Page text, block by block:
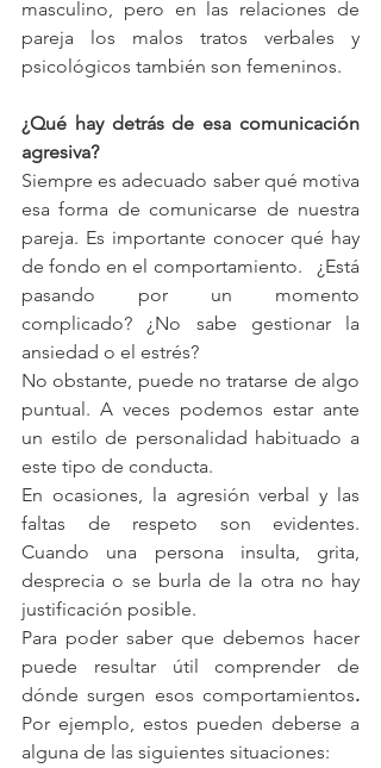
masculino, pero en las relaciones de
pareja los malos tratos verbales y
¿Qué hay detrás de esa comunicación
agresiva?
Siempre es adecuado saber qué motiva
esa forma de comunicarse de nuestra
pareja. Es importante conocer qué hay
de fondo en el comportamiento.   ¿Está
pasando por un momento
complicado? ¿No sabe gestionar la
ansiedad o el estrés?
No obstante, puede no tratarse de algo
puntual. A veces podemos estar ante
un estilo de personalidad habituado a
este tipo de conducta.
En ocasiones, la agresión verbal y las
faltas de respeto son evidentes.
Cuando una persona insulta, grita,
desprecia o se burla de la otra no hay
justificación posible.
Para poder saber que debemos hacer
puede resultar útil comprender de
dónde surgen esos comportamientos.
Por ejemplo, estos pueden deberse a
alguna de las siguientes situaciones: